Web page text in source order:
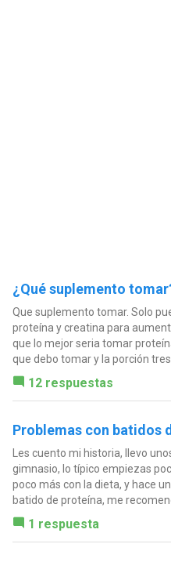
¿Qué suplemento
Que suplemento tomar. Solo
proteína y creatina para
que lo mejor seria tomar
que debo tomar y la porción
12 respuestas
Problemas con batidos
Les cuento mi historia, llevo
gimnasio, lo típico empiezas
poco más con la dieta, y hace
batido de proteína, me
1 respuesta